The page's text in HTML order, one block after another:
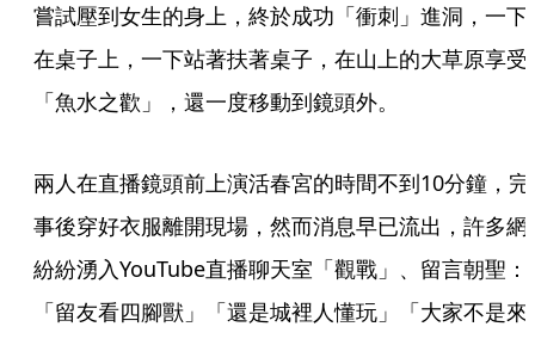
嘗試壓到女生的身上，終於成功「衝刺」進洞，一下
在桌子上，一下站著扶著桌子，在山上的大草原享受
「魚水之歡」，還一度移動到鏡頭外。
兩人在直播鏡頭前上演活春宮的時間不到10分鐘，完
事後穿好衣服離開現場，然而消息早已流出，許多網
紛紛湧入YouTube直播聊天室「觀戰」、留言朝聖：
「留友看四腳獸」「還是城裡人懂玩」「大家不是來